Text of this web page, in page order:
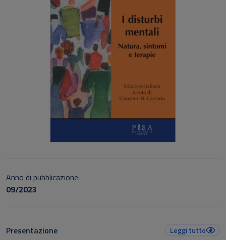
Anno di pubblicazione:
09/2023
Presentazione Leggi tutto